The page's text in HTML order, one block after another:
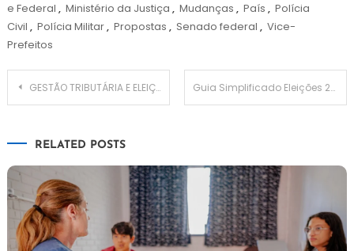
e Federal , Ministério da Justiça , Mudanças , País , Polícia
Civil , Polícia Militar, Propostas , Senado federal , Vice-
Prefeitos
Navegação
GESTÃO TRIBUTÁRIA E ELEIÇÕES 2024! Guia Simplificado Eleições 2024: Do Registro de Candidatura
RELATED POSTS